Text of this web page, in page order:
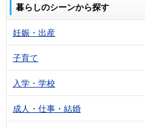
暮らしのシーンから探す
妊娠・出産
子育て
入学・学校
成人・仕事・結婚